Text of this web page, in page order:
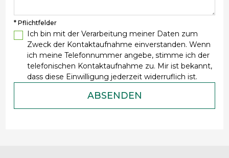
* Pflichtfelder
Ich bin mit der Verarbeitung meiner Daten zum
Zweck der Kontaktaufnahme einverstanden. Wenn
ich meine Telefonnummer angebe, stimme ich der
telefonischen Kontaktaufnahme zu. Mir ist bekannt,
dass diese Einwilligung jederzeit widerruflich ist.